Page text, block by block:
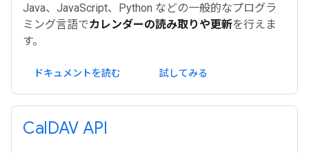
Java、JavaScript、Python などの一般的なプログラ
ミング言語でカレンダーの読み取りや更新を行えま
す。
ドキュメントを読む 試してみる
CalDAV API